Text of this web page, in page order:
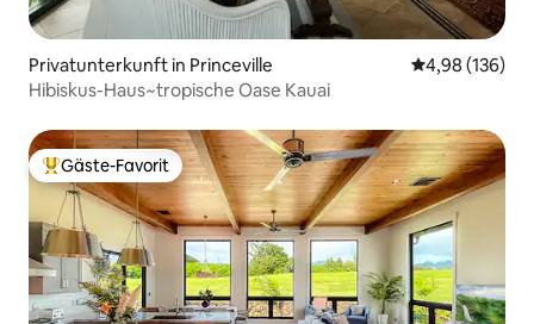
Privatunterkunft in Princeville
4,98 (136)
Hibiskus-Haus~tropische Oase Kauai
Beliebter Gäste-Favorit.
Gäste-Favorit